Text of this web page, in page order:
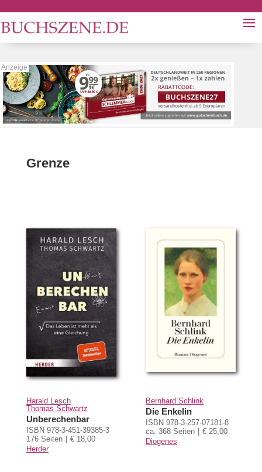
Grenze
Harald Lesch
Thomas Schwartz
Unberechenbar
ISBN 978-3-451-39385-3
176 Seiten
€ 18,00
Herder
Bernhard Schlink
Die Enkelin
ISBN 978-3-257-07181-8
ca. 368 Seiten
€ 25,00
Diogenes